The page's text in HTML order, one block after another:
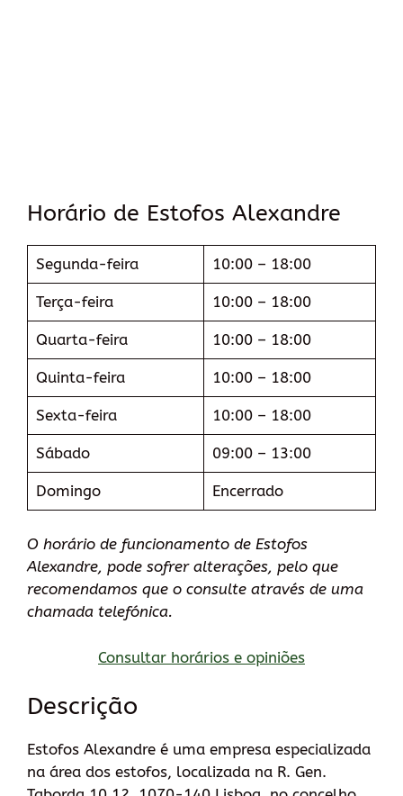
Horário de Estofos Alexandre
Segunda-feira 10:00 – 18:00
Terça-feira 10:00 – 18:00
Quarta-feira 10:00 – 18:00
Quinta-feira 10:00 – 18:00
Sexta-feira 10:00 – 18:00
Sábado 09:00 – 13:00
Domingo Encerrado
O horário de funcionamento de Estofos
Alexandre, pode sofrer alterações, pelo que
recomendamos que o consulte através de uma
chamada telefónica.
Consultar horários e opiniões
Descrição
Estofos Alexandre é uma empresa especializada
na área dos estofos, localizada na R. Gen.